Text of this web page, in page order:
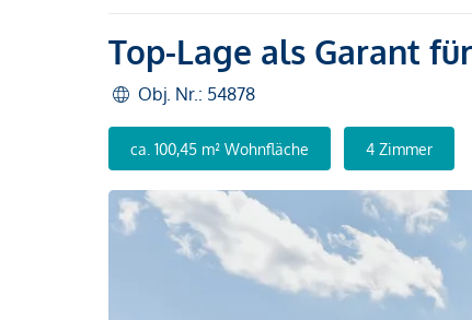
Top-Lage als Garant
Obj. Nr.: 54878
ca. 100,45 m² Wohnfläche 4 Zimmer